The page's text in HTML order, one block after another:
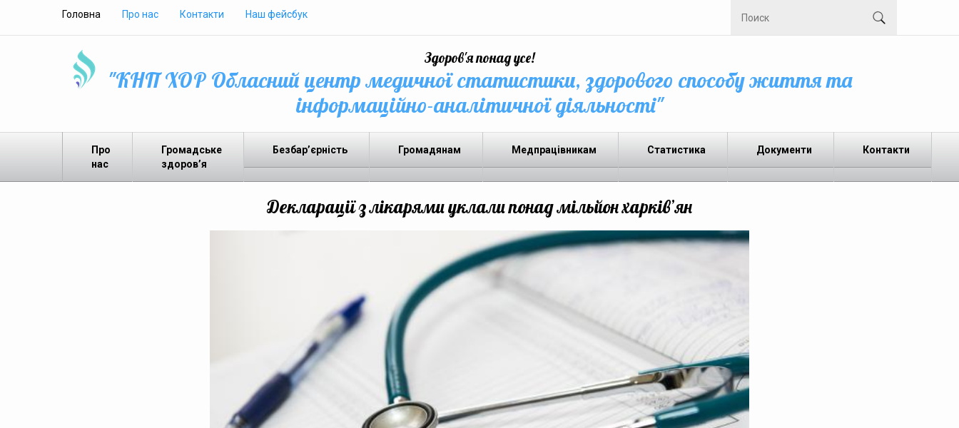
Головна Про нас Контакти Наш фейсбук
Здоров'я понад усе!
"КНП ХОР Обласний центр медичної статистики, здорового способу життя та
інформаційно-аналітичної діяльності"
Про
нас
Громадське
здоров’я
Безбар’єрність Громадянам Медпрацівникам Статистика Документи Контакти
Декларації з лікарями уклали понад мільйон харків’ян